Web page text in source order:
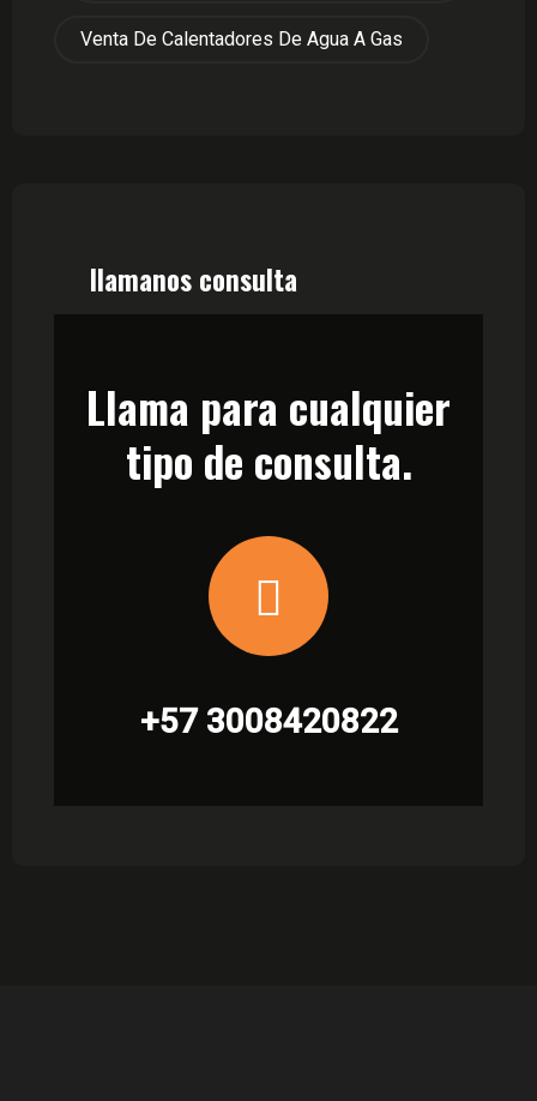
Venta De Calentadores De Agua A Gas
llamanos consulta
Llama para cualquier
tipo de consulta.
+57 3008420822